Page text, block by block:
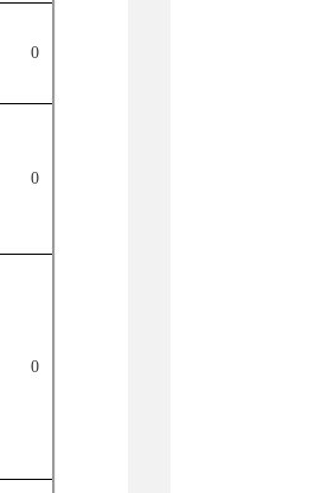
0
0
0